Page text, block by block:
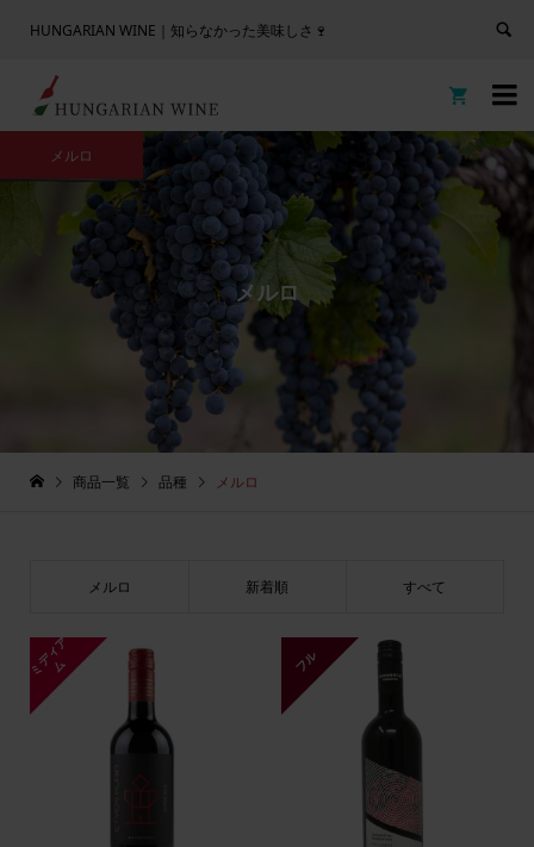
HUNGARIAN WINE｜知らなかった美味しさ🍷


メルロ
メルロ
商品一覧 品種 メルロ
メルロ 新着順 すべて
ミ
デ
ィ
ア
ム フル